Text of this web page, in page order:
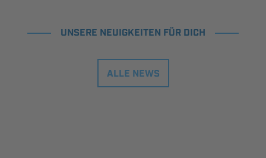
UNSERE NEUIGKEITEN FÜR DICH
ALLE NEWS